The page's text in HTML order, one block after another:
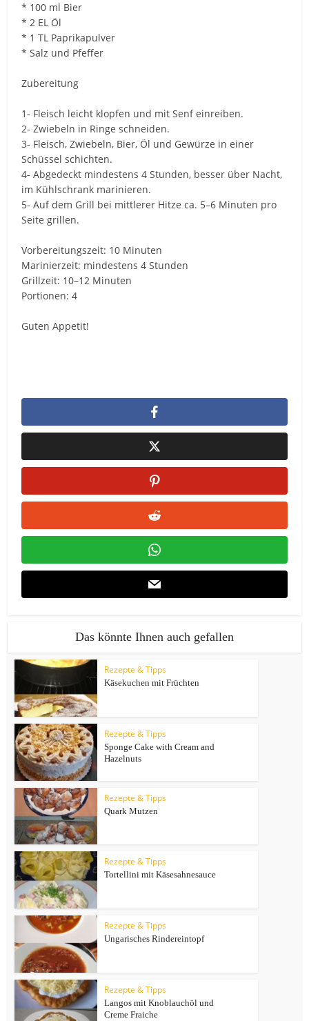
* 100 ml Bier
* 2 EL Öl
* 1 TL Paprikapulver
* Salz und Pfeffer
Zubereitung
1- Fleisch leicht klopfen und mit Senf einreiben.
2- Zwiebeln in Ringe schneiden.
3- Fleisch, Zwiebeln, Bier, Öl und Gewürze in einer
Schüssel schichten.
4- Abgedeckt mindestens 4 Stunden, besser über Nacht,
im Kühlschrank marinieren.
5- Auf dem Grill bei mittlerer Hitze ca. 5–6 Minuten pro
Seite grillen.
Vorbereitungszeit: 10 Minuten
Marinierzeit: mindestens 4 Stunden
Grillzeit: 10–12 Minuten
Portionen: 4
Guten Appetit!
Das könnte Ihnen auch gefallen
Rezepte & Tipps
Käsekuchen mit Früchten
Rezepte & Tipps
Sponge Cake with Cream and
Hazelnuts
Rezepte & Tipps
Quark Mutzen
Rezepte & Tipps
Tortellini mit Käsesahnesauce
Rezepte & Tipps
Ungarisches Rindereintopf
Rezepte & Tipps
Langos mit Knoblauchöl und
Creme Fraiche